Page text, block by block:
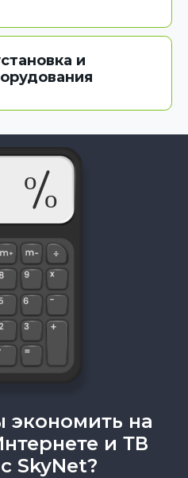
и
экономить на
и ТВ
SkyNet?